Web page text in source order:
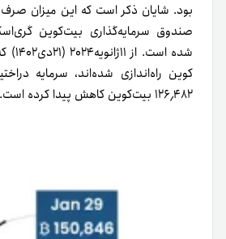
۱۲۶٫۴۸۲ بیت‌کوین کاهش پیدا کرده است.